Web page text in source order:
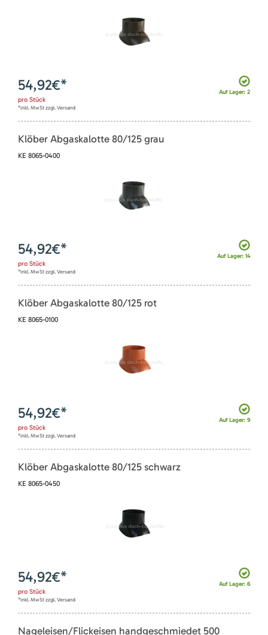
Auf Lager: 2
54,92€*
pro Stück
*inkl. MwSt zzgl. Versand
Klöber Abgaskalotte 80/125 grau
KE 8065-0400
Auf Lager: 14
54,92€*
pro Stück
*inkl. MwSt zzgl. Versand
Klöber Abgaskalotte 80/125 rot
KE 8065-0100
Auf Lager: 9
54,92€*
pro Stück
*inkl. MwSt zzgl. Versand
Klöber Abgaskalotte 80/125 schwarz
KE 8065-0450
Auf Lager: 6
54,92€*
pro Stück
*inkl. MwSt zzgl. Versand
Nageleisen/Flickeisen handgeschmiedet 500